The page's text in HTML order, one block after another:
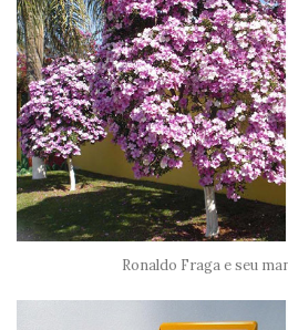
Ronaldo Fraga e seu